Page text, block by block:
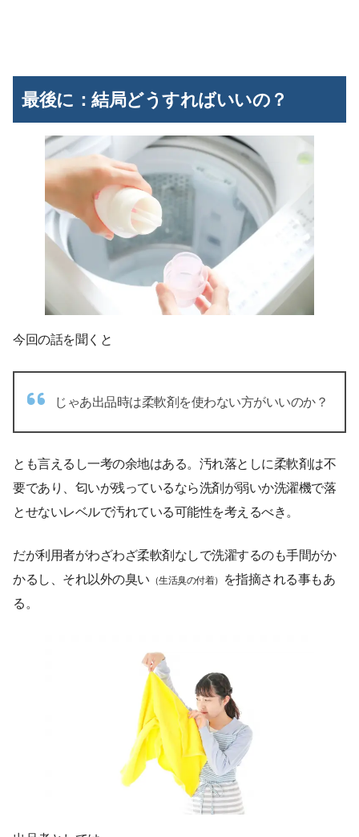
最後に：結局どうすればいいの？
今回の話を聞くと
じゃあ出品時は柔軟剤を使わない方がいいのか？
とも言えるし一考の余地はある。汚れ落としに柔軟剤は不
要であり、匂いが残っているなら洗剤が弱いか洗濯機で落
とせないレベルで汚れている可能性を考えるべき。
だが利用者がわざわざ柔軟剤なしで洗濯するのも手間がか
かるし、それ以外の臭い （生活臭の付着）
を指摘される事もあ
る。